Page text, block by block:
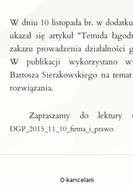
W dniu 10 listopada br. w
ukazał się artykuł "Temida
zakazu prowadzenia działalności
W publikacji wykorzystano
Bartosza Sierakowskiego na
rozwiązania.
Zapraszamy do lektury
DGP_2015_11_10_firma_i_prawo
O kancelarii